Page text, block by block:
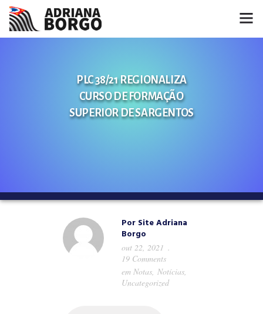
CONHEÇA A ADRIANA
PLC 38/21 REGIONALIZA
CURSO DE FORMAÇÃO
SUPERIOR DE SARGENTOS
Por Site Adriana
Borgo
out 22, 2021
19 Comments
em Notas, Notícias,
Uncategorized